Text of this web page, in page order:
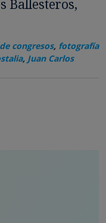
Ballesteros,
congresos, fotografía
, Juan Carlos